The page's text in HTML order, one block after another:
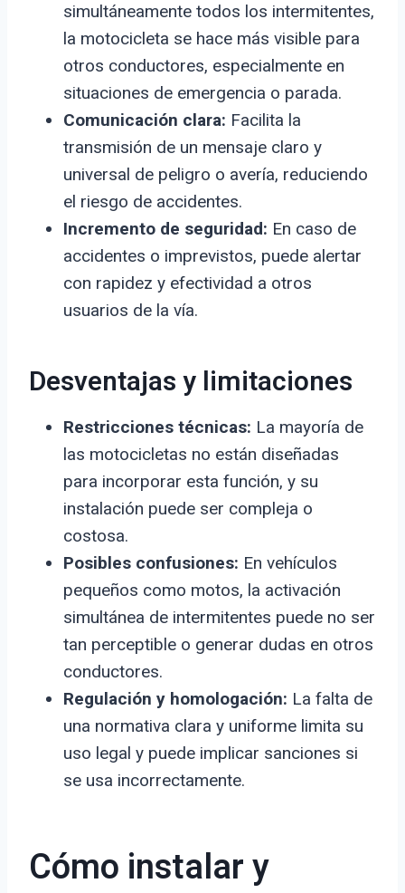
simultáneamente todos los intermitentes,
la motocicleta se hace más visible para
otros conductores, especialmente en
situaciones de emergencia o parada.
Comunicación clara: Facilita la
transmisión de un mensaje claro y
universal de peligro o avería, reduciendo
el riesgo de accidentes.
Incremento de seguridad: En caso de
accidentes o imprevistos, puede alertar
con rapidez y efectividad a otros
usuarios de la vía.
Desventajas y limitaciones
Restricciones técnicas: La mayoría de
las motocicletas no están diseñadas
para incorporar esta función, y su
instalación puede ser compleja o
costosa.
Posibles confusiones: En vehículos
pequeños como motos, la activación
simultánea de intermitentes puede no ser
tan perceptible o generar dudas en otros
conductores.
Regulación y homologación: La falta de
una normativa clara y uniforme limita su
uso legal y puede implicar sanciones si
se usa incorrectamente.
Cómo instalar y